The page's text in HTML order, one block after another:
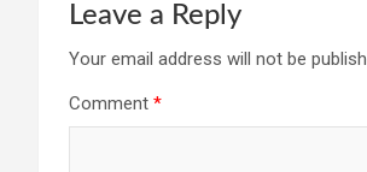
Leave a Reply
Your email address will not be
Comment *